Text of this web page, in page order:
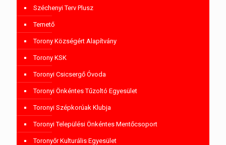
Széchenyi Terv Plusz
Temető
Torony Községért Alapítvány
Torony KSK
Toronyi Csicsergő Óvoda
Toronyi Önkéntes Tűzoltó Egyesület
Toronyi Szépkorúak Klubja
Toronyi Települési Önkéntes Mentőcsoport
Toronyőr Kulturális Egyesület